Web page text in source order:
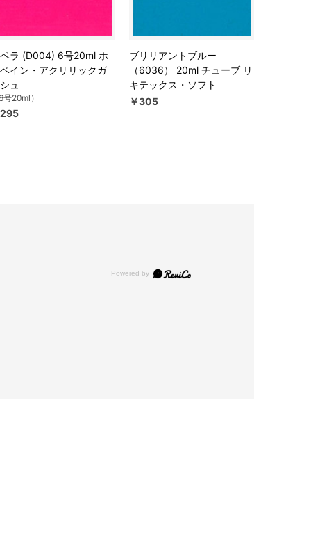
ラ (D004) 6号20ml ホ
イン・アクリリックガ
ュ
号20ml）
ブリリアントブルー
（6036） 20ml チューブ リ
キテックス・ソフト
￥305